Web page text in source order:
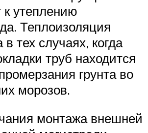
к утеплению
Теплоизоляция
тех случаях, когда
труб находится
грунта во
морозов.
монтажа внешней